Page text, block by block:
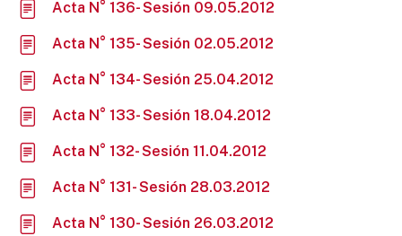
Acta N° 136- Sesión 09.05.2012
Acta N° 135- Sesión 02.05.2012
Acta N° 134- Sesión 25.04.2012
Acta N° 133- Sesión 18.04.2012
Acta N° 132- Sesión 11.04.2012
Acta N° 131- Sesión 28.03.2012
Acta N° 130- Sesión 26.03.2012